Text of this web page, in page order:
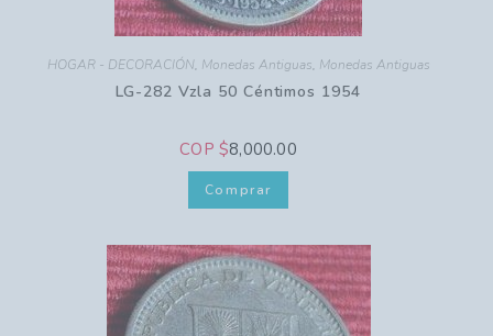
HOGAR - DECORACIÓN, Monedas Antiguas, Monedas Antiguas
LG-282 Vzla 50 Céntimos 1954
COP $8,000.00
Comprar